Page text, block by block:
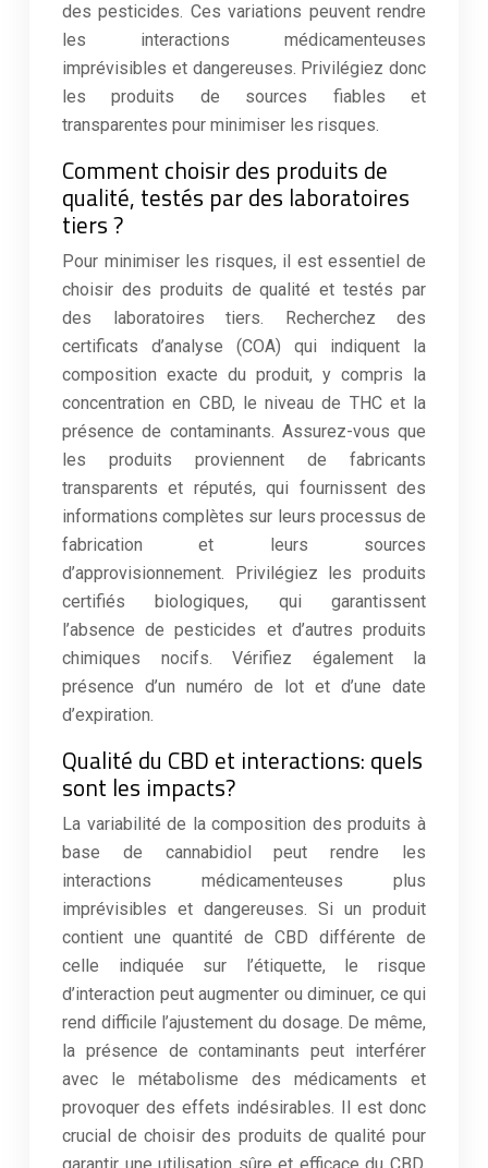
des pesticides. Ces variations peuvent rendre
les interactions médicamenteuses
imprévisibles et dangereuses. Privilégiez donc
les produits de sources fiables et
transparentes pour minimiser les risques.
Comment choisir des produits de
qualité, testés par des laboratoires
tiers ?
Pour minimiser les risques, il est essentiel de
choisir des produits de qualité et testés par
des laboratoires tiers. Recherchez des
certificats d’analyse (COA) qui indiquent la
composition exacte du produit, y compris la
concentration en CBD, le niveau de THC et la
présence de contaminants. Assurez-vous que
les produits proviennent de fabricants
transparents et réputés, qui fournissent des
informations complètes sur leurs processus de
fabrication et leurs sources
d’approvisionnement. Privilégiez les produits
certifiés biologiques, qui garantissent
l’absence de pesticides et d’autres produits
chimiques nocifs. Vérifiez également la
présence d’un numéro de lot et d’une date
d’expiration.
Qualité du CBD et interactions: quels
sont les impacts?
La variabilité de la composition des produits à
base de cannabidiol peut rendre les
interactions médicamenteuses plus
imprévisibles et dangereuses. Si un produit
contient une quantité de CBD différente de
celle indiquée sur l’étiquette, le risque
d’interaction peut augmenter ou diminuer, ce qui
rend difficile l’ajustement du dosage. De même,
la présence de contaminants peut interférer
avec le métabolisme des médicaments et
provoquer des effets indésirables. Il est donc
crucial de choisir des produits de qualité pour